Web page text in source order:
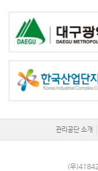
관리공단 소개
(우